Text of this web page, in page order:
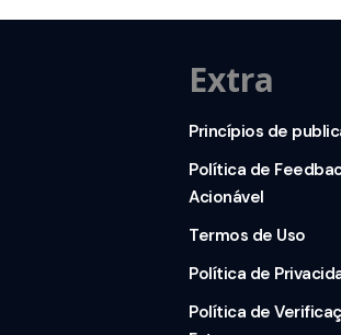
Extra
Princípios de
Política de
Acionável
Termos de Uso
Política de
Política de